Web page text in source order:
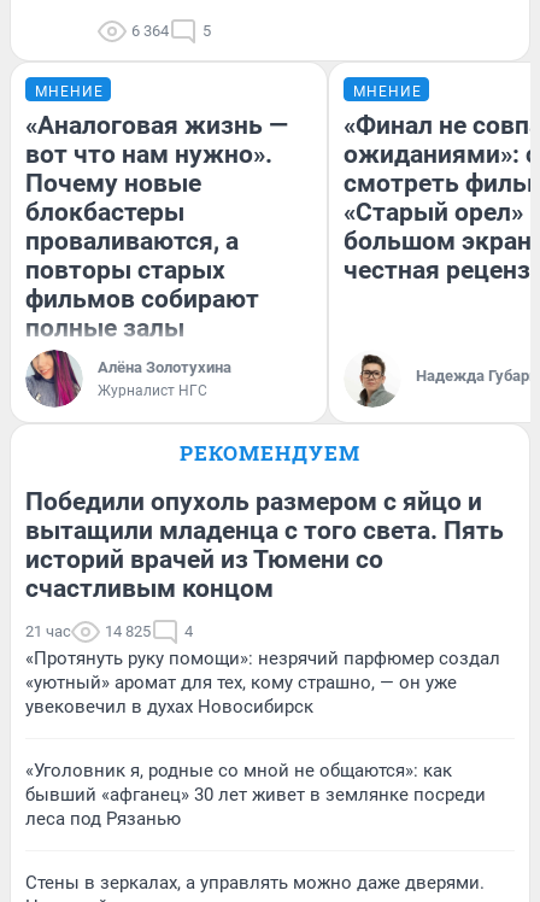
6 364 5
МНЕНИЕ
«Аналоговая жизнь —
вот что нам нужно».
Почему новые
блокбастеры
проваливаются, а
повторы старых
фильмов собирают
полные залы
Алёна Золотухина
Журналист НГС
МНЕНИЕ
«Финал не
ожиданиями»:
смотреть
«Старый орел»
большом
честная
Надежда Губарь
РЕКОМЕНДУЕМ
Победили опухоль размером с яйцо и
вытащили младенца с того света. Пять
историй врачей из Тюмени со
счастливым концом
21 час 14 825 4
«Протянуть руку помощи»: незрячий парфюмер создал
«уютный» аромат для тех, кому страшно, — он уже
увековечил в духах Новосибирск
«Уголовник я, родные со мной не общаются»: как
бывший «афганец» 30 лет живет в землянке посреди
леса под Рязанью
Стены в зеркалах, а управлять можно даже дверями.